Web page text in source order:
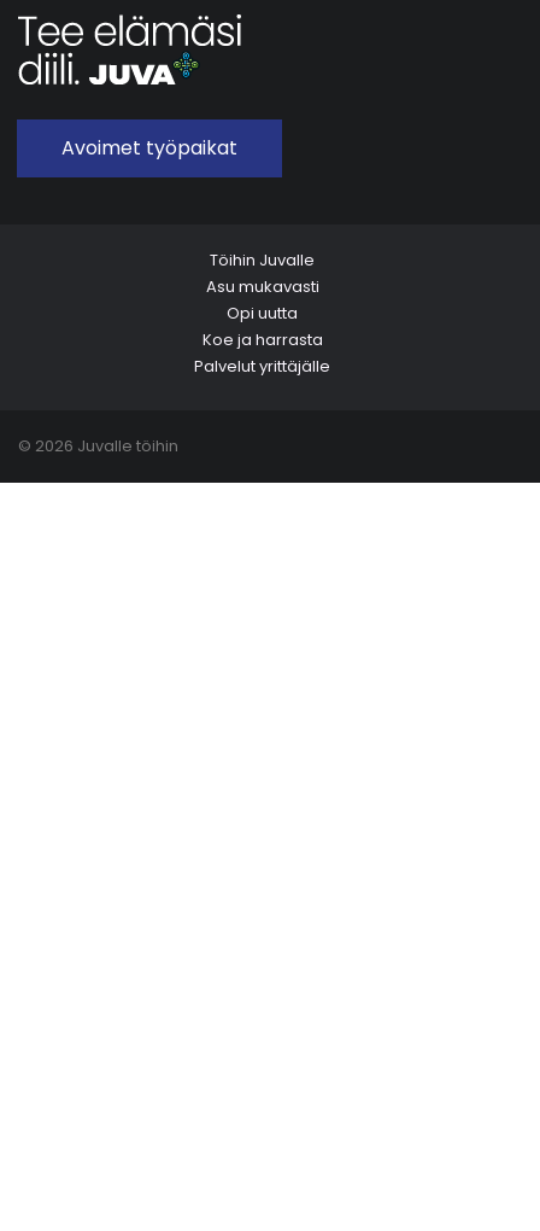
Avoimet työpaikat
Töihin Juvalle
Asu mukavasti
Opi uutta
Koe ja harrasta
Palvelut yrittäjälle
© 2026 Juvalle töihin